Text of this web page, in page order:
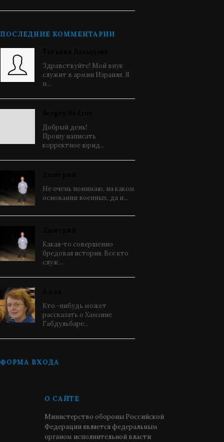
ПОСЛЕДНИЕ КОММЕНТАРИИ
Здравствуйте! Мой внук
служит в армии Израиля. Я
п...
Добрый день!
Прошу написать
корректное юрид...
Не очень понимаю, на каком
основании военных, да и...
Какая-то совершенно
бредовая история. Все кто
служ...
Кто -нибудь может
рассказать о Хамзине
Габдульбаре...
ФОРМА ВХОДА
О САЙТЕ
Министерство обороны Российской
Федерации является федеральным
органом исполнительной власти